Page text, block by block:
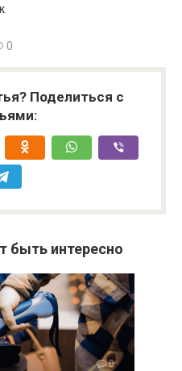
0
Поделиться с
быть интересно
0